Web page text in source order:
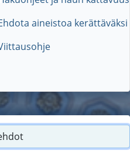
aineistoa kerättäväksi